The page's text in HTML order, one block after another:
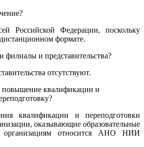
Российской Федерации, поскольку
формате.
филиалы и представительства?
отсутствуют.
повышение квалификации и
квалификации и переподготовки
оказывающие образовательные
относится АНО НИИ